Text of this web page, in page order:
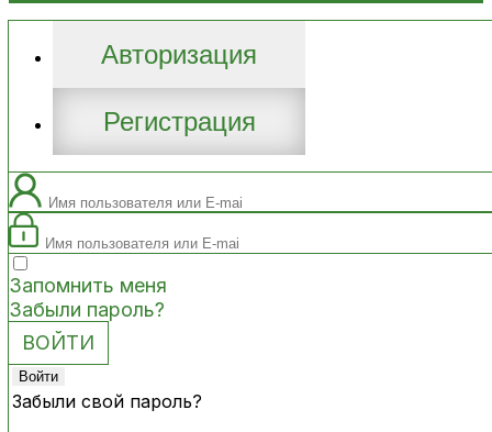
Авторизация
Регистрация
Запомнить меня
Забыли пароль?
Забыли свой пароль?